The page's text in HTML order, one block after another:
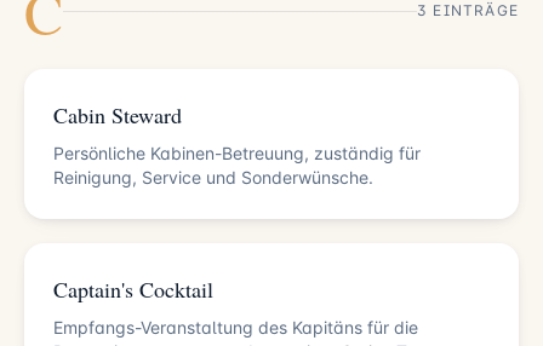
3 EINTRÄGE
Cabin Steward
Persönliche Kabinen-Betreuung, zuständig für
Reinigung, Service und Sonderwünsche.
Captain's Cocktail
Empfangs-Veranstaltung des Kapitäns für die